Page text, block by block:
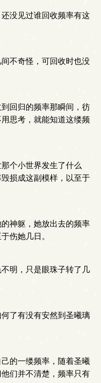
没见过谁回收频率有这
不奇怪，可回收时也没
回归的频率那瞬间，彷
思考，就能知道这缕频
个小世界发生了什么
损成这副模样，以至于
神躯，她放出去的频率
伤她几日。
明，只是眼珠子转了几
了有没有安然到圣曦璃
的一缕频率，随着圣曦
们并不清楚，频率只有